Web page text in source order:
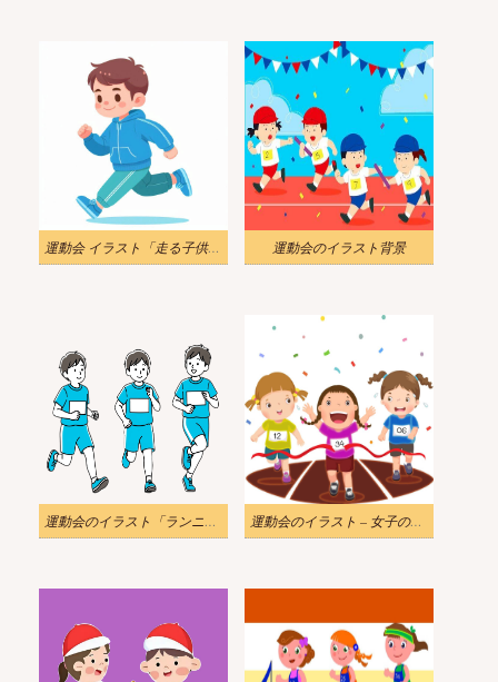
運動会 イラスト「走る子供」をダウンロード 運動会のイラスト背景
運動会のイラスト「ランニング競争」をダウンロード 運動会のイラスト – 女子のレース